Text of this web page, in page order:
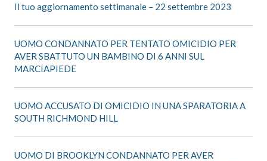
Il tuo aggiornamento settimanale – 22 settembre 2023
UOMO CONDANNATO PER TENTATO OMICIDIO PER
AVER SBATTUTO UN BAMBINO DI 6 ANNI SUL
MARCIAPIEDE
UOMO ACCUSATO DI OMICIDIO IN UNA SPARATORIA A
SOUTH RICHMOND HILL
UOMO DI BROOKLYN CONDANNATO PER AVER